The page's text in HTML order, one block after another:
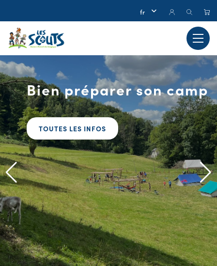
Bien préparer son camp
TOUTES LES INFOS